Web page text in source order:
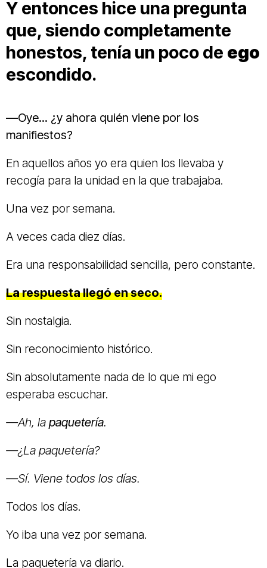
Y entonces hice una pregunta
que, siendo completamente
honestos, tenía un poco de ego
escondido.
—Oye... ¿y ahora quién viene por los
manifiestos?
En aquellos años yo era quien los llevaba y
recogía para la unidad en la que trabajaba.
Una vez por semana.
A veces cada diez días.
Era una responsabilidad sencilla, pero constante.
La respuesta llegó en seco.
Sin nostalgia.
Sin reconocimiento histórico.
Sin absolutamente nada de lo que mi ego
esperaba escuchar.
—Ah, la paquetería.
—¿La paquetería?
—Sí. Viene todos los días.
Todos los días.
Yo iba una vez por semana.
La paquetería va diario.